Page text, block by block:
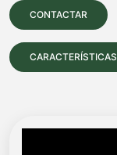
CONTACTAR
CARACTERÍSTICAS